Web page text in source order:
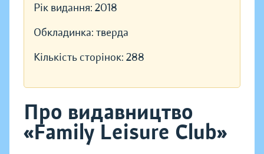
Рік видання: 2018
Обкладинка: тверда
Кількість сторінок: 288
Про видавництво
«Family Leisure Club»